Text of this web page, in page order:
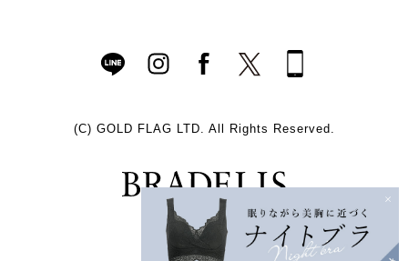
(C) GOLD FLAG LTD. All Rights Reserved.